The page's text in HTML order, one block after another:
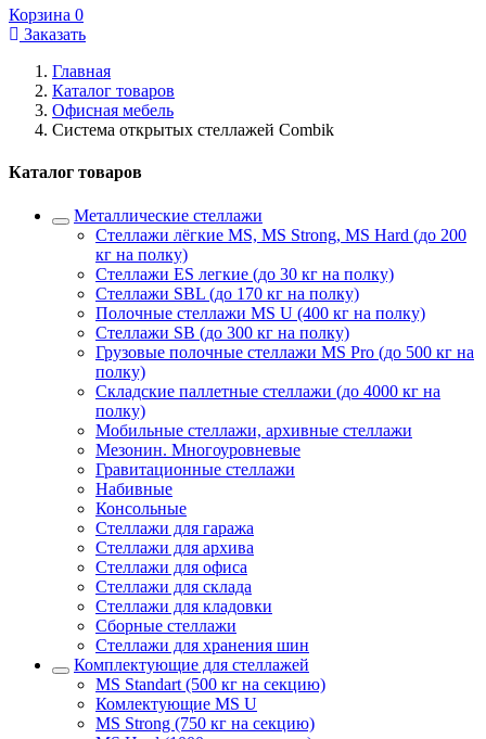
Корзина 0
Заказать
Главная
Каталог товаров
Офисная мебель
Система открытых стеллажей Combik
Каталог товаров
Металлические стеллажи
Стеллажи лёгкие MS, MS Strong, MS Hard (до 200
кг на полку)
Стеллажи ES легкие (до 30 кг на полку)
Стеллажи SBL (до 170 кг на полку)
Полочные стеллажи MS U (400 кг на полку)
Стеллажи SB (до 300 кг на полку)
Грузовые полочные стеллажи MS Pro (до 500 кг на
полку)
Складские паллетные стеллажи (до 4000 кг на
полку)
Мобильные стеллажи, архивные стеллажи
Мезонин. Многоуровневые
Гравитационные стеллажи
Набивные
Консольные
Стеллажи для гаража
Стеллажи для архива
Стеллажи для офиса
Стеллажи для склада
Стеллажи для кладовки
Сборные стеллажи
Стеллажи для хранения шин
Комплектующие для стеллажей
MS Standart (500 кг на секцию)
Комлектующие MS U
MS Strong (750 кг на секцию)